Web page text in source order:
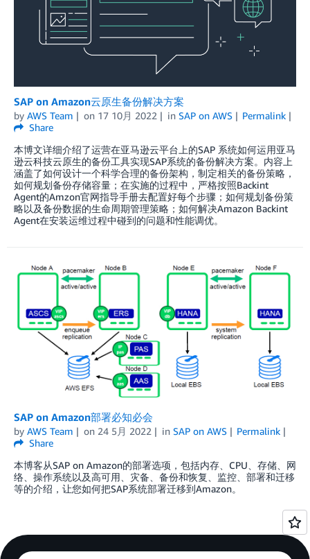
SAP on Amazon云原生备份解决方案
by AWS Team on 17 10月 2022 in SAP on AWS
Permalink
Share
本博文详细介绍了运营在亚马逊云平台上的SAP 系统如何运用亚马
逊云科技云原生的备份工具实现SAP系统的备份解决方案。内容上
涵盖了如何设计一个科学合理的备份架构，制定相关的备份策略，
如何规划备份存储容量；在实施的过程中，严格按照Backint
Agent的Amzon官网指导手册去配置好每个步骤；如何规划备份策
略以及备份数据的生命周期管理策略；如何解决Amazon Backint
Agent在安装运维过程中碰到的问题和性能调优。
SAP on Amazon部署必知必会
by AWS Team on 24 5月 2022 in SAP on AWS
Permalink
Share
本博客从SAP on Amazon的部署选项，包括内存、CPU、存储、网
络、操作系统以及高可用、灾备、备份和恢复、监控、部署和迁移
等的介绍，让您如何把SAP系统部署迁移到Amazon。